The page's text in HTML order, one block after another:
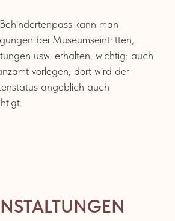
kann man
bei Museumseintritten,
usw. erhalten, wichtig: auch
vorlegen, dort wird der
angeblich auch